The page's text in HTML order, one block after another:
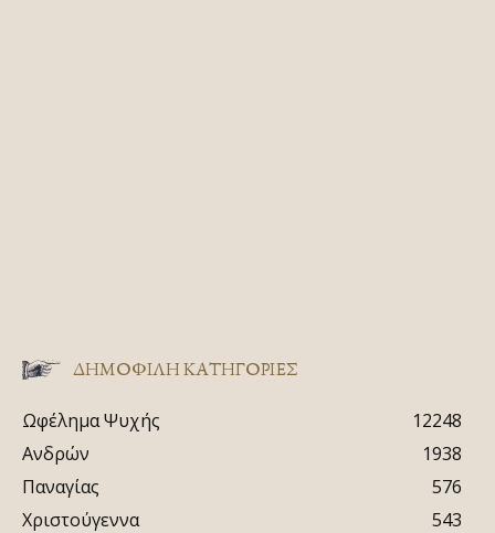
ΔΗΜΟΦΙΛΗ ΚΑΤΗΓΟΡΙΕΣ
Ωφέλημα Ψυχής
12248
Ανδρών
1938
Παναγίας
576
Χριστούγεννα
543